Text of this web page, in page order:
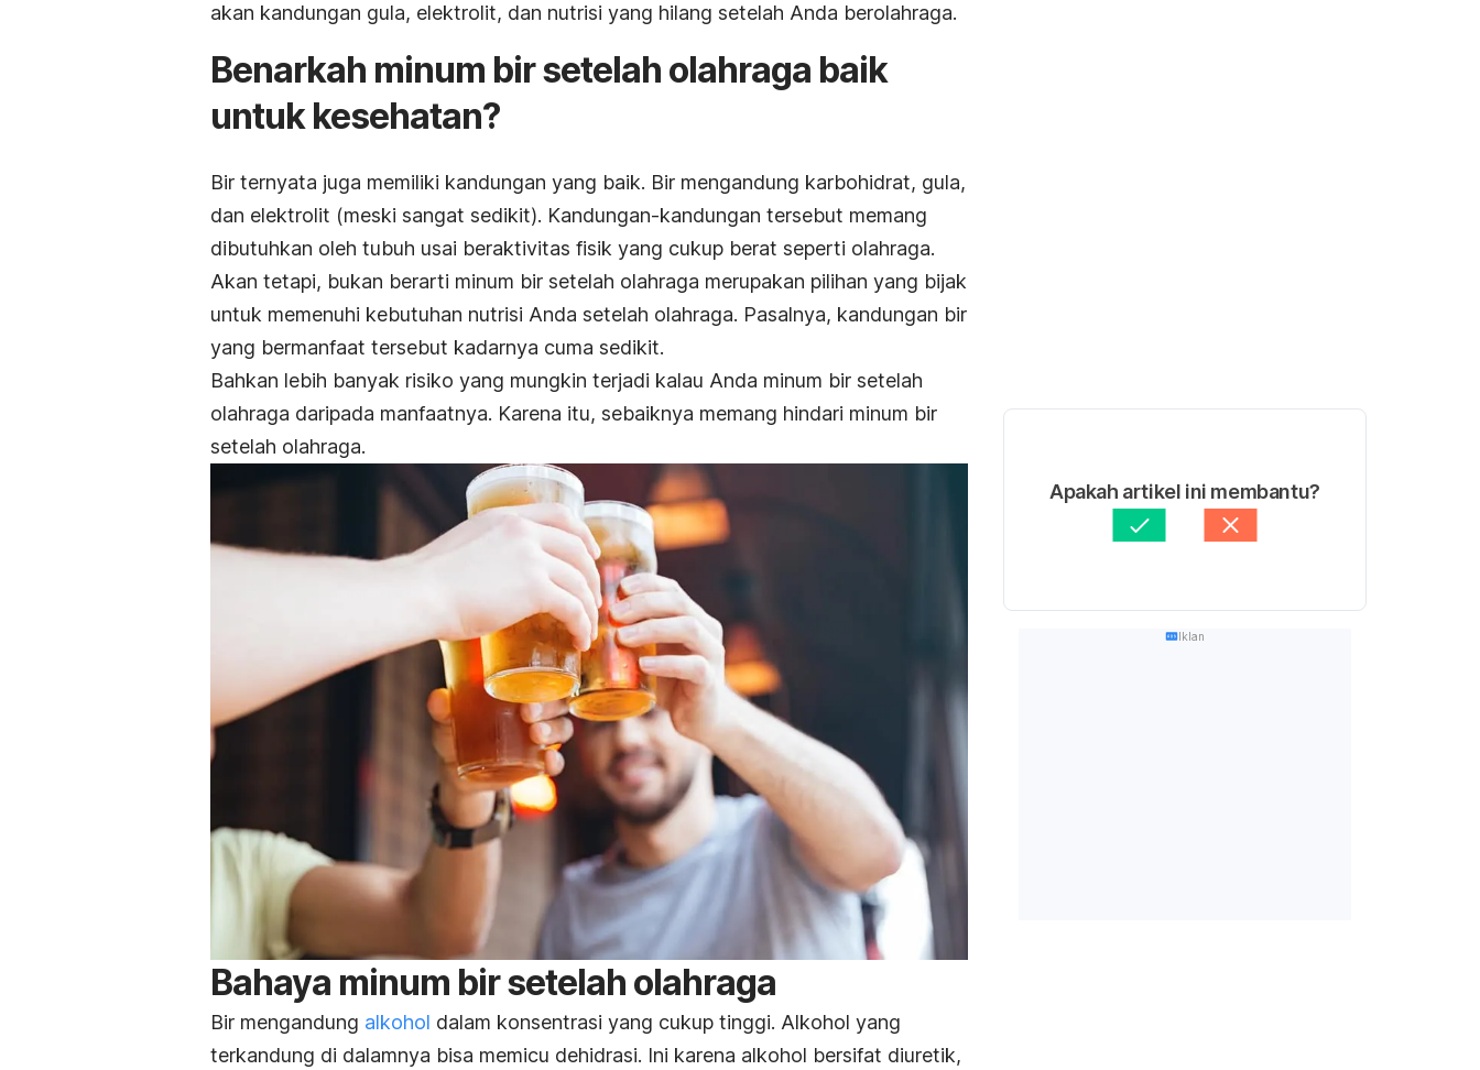
akan kandungan gula, elektrolit, dan nutrisi yang hilang setelah Anda berolahraga.
Benarkah minum bir setelah olahraga baik
untuk kesehatan?
Bir ternyata juga memiliki kandungan yang baik. Bir mengandung karbohidrat, gula,
dan elektrolit (meski sangat sedikit). Kandungan-kandungan tersebut memang
dibutuhkan oleh tubuh usai beraktivitas fisik yang cukup berat seperti olahraga.
Akan tetapi, bukan berarti minum bir setelah olahraga merupakan pilihan yang bijak
untuk memenuhi kebutuhan nutrisi Anda setelah olahraga. Pasalnya, kandungan bir
yang bermanfaat tersebut kadarnya cuma sedikit.
Bahkan lebih banyak risiko yang mungkin terjadi kalau Anda minum bir setelah
olahraga daripada manfaatnya. Karena itu, sebaiknya memang hindari minum bir
setelah olahraga.
Bahaya minum bir setelah olahraga
Bir mengandung alkohol dalam konsentrasi yang cukup tinggi. Alkohol yang
terkandung di dalamnya bisa memicu dehidrasi. Ini karena alkohol bersifat diuretik,
Apakah artikel ini membantu?
Iklan